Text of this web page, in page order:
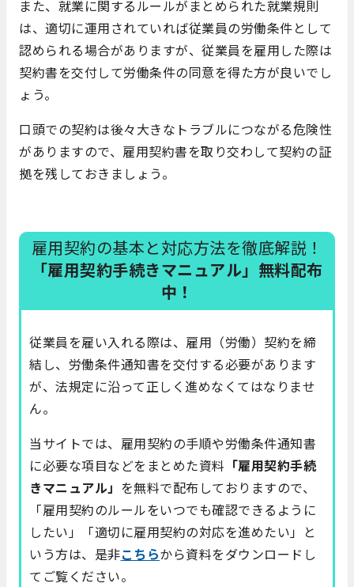
また、就業に関するルールがまとめられた就業規則
は、適切に運用されていれば従業員の労働条件として
認められる場合がありますが、従業員を雇用した際は
契約書を交付して労働条件の同意を得た方が良いでし
ょう。
口頭での契約は後々大きなトラブルにつながる危険性
がありますので、雇用契約書を取り交わして契約の証
拠を残しておきましょう。
雇用契約の基本と対応方法を徹底解説！
「雇用契約手続きマニュアル」無料配布
中！
従業員を雇い入れる際は、雇用（労働）契約を締
結し、労働条件通知書を交付する必要があります
が、法規定に沿って正しく進めなくてはなりませ
ん。
当サイトでは、雇用契約の手順や労働条件通知書
に必要な項目などをまとめた資料 「雇用契約手続
きマニュアル」 を無料で配布しておりますので、
「雇用契約のルールをいつでも確認できるように
したい」「適切に雇用契約の対応を進めたい」と
いう方は、是非こちらから資料をダウンロードし
てご覧ください。